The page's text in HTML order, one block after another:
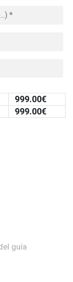
999.00€
999.00€
guía